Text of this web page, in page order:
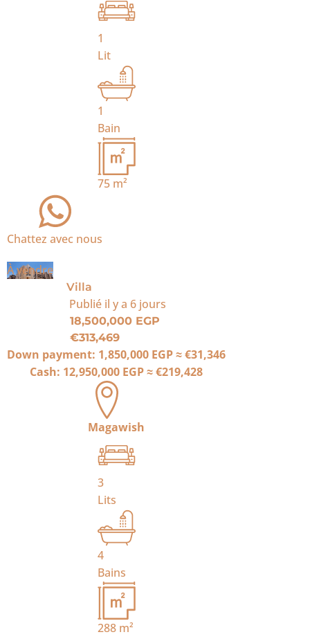
1
Lit
1
Bain
75m²
Chattez avec nous
À vendre
Villa
Publié il y a 6 jours
18,500,000 EGP
€313,469
Down payment: 1,850,000 EGP≈€31,346
Cash: 12,950,000 EGP≈€219,428
Magawish
3
Lits
4
Bains
288m²